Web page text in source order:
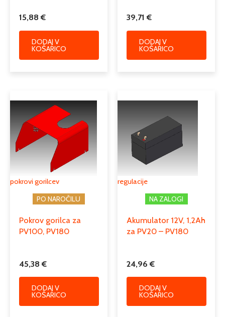
15,88€
DODAJ V
KOŠARICO
39,71€
DODAJ V
KOŠARICO
pokrovi gorilcev
PO NAROČILU
Pokrov gorilca za
PV100, PV180
45,38€
DODAJ V
KOŠARICO
regulacije
NA ZALOGI
Akumulator 12V, 1,2Ah
za PV20 – PV180
24,96€
DODAJ V
KOŠARICO